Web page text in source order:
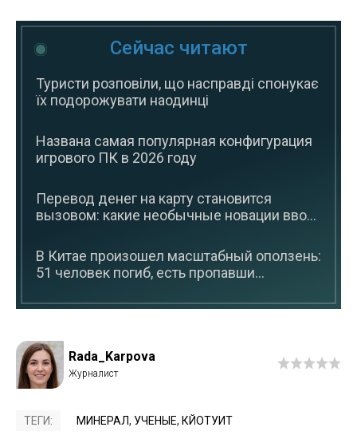
Сейчас читают
Туристи розповіли, що насправді спонукає
їх подорожувати наодинці
Названа самая популярная конфигурация
игрового ПК в 2026 году
Перевод денег на карту становится
вызовом: какие необычные новации вво...
В Китае произошел масштабный оползень:
51 человек погиб, есть пропавши...
Rada_Karpova
ТЕГИ: МИНЕРАЛ, УЧЕНЫЕ, КЙОТУИТ